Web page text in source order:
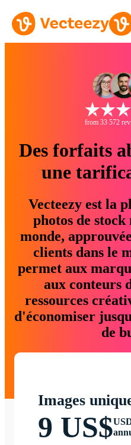
from 33 572
Des forfaits
une
Vecteezy est la
photos de stock
monde,
clients dans le
permet aux
aux conteurs
ressources
d'économiser
de
Images
9 US$